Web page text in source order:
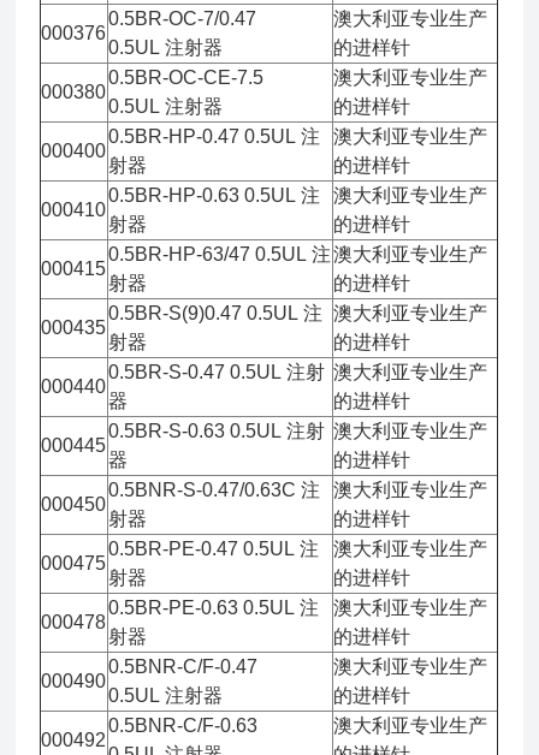
000376
0.5BR-OC-7/0.47
0.5UL 注射器
澳大利亚专业生产
的进样针
000380
0.5BR-OC-CE-7.5
0.5UL 注射器
澳大利亚专业生产
的进样针
000400
0.5BR-HP-0.47 0.5UL 注
射器
澳大利亚专业生产
的进样针
000410
0.5BR-HP-0.63 0.5UL 注
射器
澳大利亚专业生产
的进样针
000415
0.5BR-HP-63/47 0.5UL 注
射器
澳大利亚专业生产
的进样针
000435
0.5BR-S(9)0.47 0.5UL 注
射器
澳大利亚专业生产
的进样针
000440
0.5BR-S-0.47 0.5UL 注射
器
澳大利亚专业生产
的进样针
000445
0.5BR-S-0.63 0.5UL 注射
器
澳大利亚专业生产
的进样针
000450
0.5BNR-S-0.47/0.63C 注
射器
澳大利亚专业生产
的进样针
000475
0.5BR-PE-0.47 0.5UL 注
射器
澳大利亚专业生产
的进样针
000478
0.5BR-PE-0.63 0.5UL 注
射器
澳大利亚专业生产
的进样针
000490
0.5BNR-C/F-0.47
0.5UL 注射器
澳大利亚专业生产
的进样针
000492
0.5BNR-C/F-0.63
澳大利亚专业生产